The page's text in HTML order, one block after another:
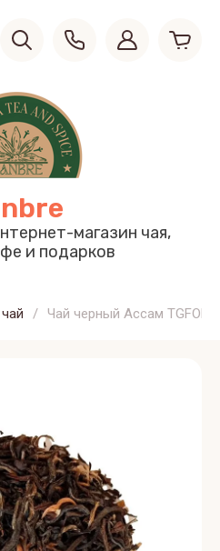
магазин чая,
и подарков
/ Чай черный Ассам TGFOP1